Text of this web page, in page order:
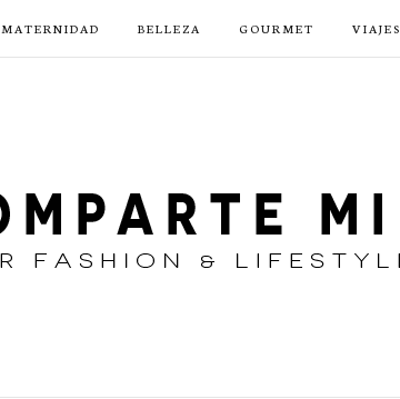
MATERNIDAD BELLEZA GOURMET VIAJES